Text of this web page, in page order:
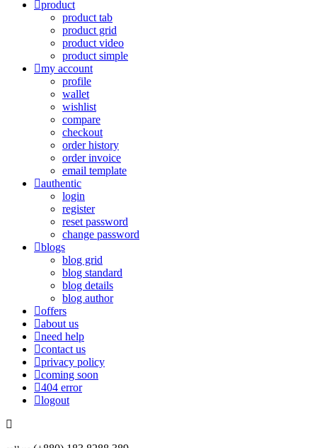
product
product tab
product grid
product video
product simple
my account
profile
wallet
wishlist
compare
checkout
order history
order invoice
email template
authentic
login
register
reset password
change password
blogs
blog grid
blog standard
blog details
blog author
offers
about us
need help
contact us
privacy policy
coming soon
404 error
logout